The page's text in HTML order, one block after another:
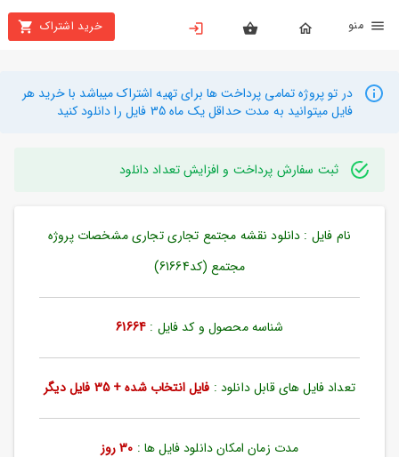
خرید اشتراک
بستن
محصولات
تهیه
راهنما
دانلود
ورود
به
در تو پروژه تمامی پرداخت ها برای تهیه اشتراک میباشد با خرید هر
فایل میتوانید به مدت حداقل یک ماه 35 فایل را دانلود کنید
ثبت سفارش پرداخت و افزایش تعداد دانلود
نام فایل : دانلود نقشه مجتمع تجاری تجاری مشخصات پروژه
مجتمع (کد61664)
شناسه محصول و کد فایل : 61664
تعداد فایل های قابل دانلود : فایل انتخاب شده + 35 فایل دیگر
مدت زمان امکان دانلود فایل ها : 30 روز